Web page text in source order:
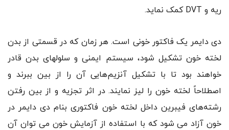
ریه و DVT کمک نماید.
دی دایمر یک فاکتور خونی است. هر زمان که در قسمتی از بدن
لخته خون تشکیل شود، سیستم ایمنی و سلولهای بدن قادر
خواهند بود تا با تشکیل آنزیم‌هایی آن را از بین ببرند و
اصطلاحاً لخته خون را لیز نمایند. در اثر تجزیه و از بین رفتن
رشته‌های فیبرین داخل لخته خون فاکتوری بنام دی دایمر در
خون آزاد می شود که با استفاده از آزمایش خون می توان آن